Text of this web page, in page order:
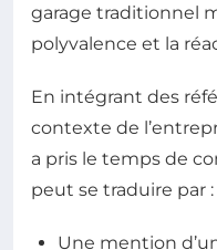
garage traditionnel
polyvalence et la
En intégrant des
contexte de
a pris le temps de
peut se traduire par :
Une mention